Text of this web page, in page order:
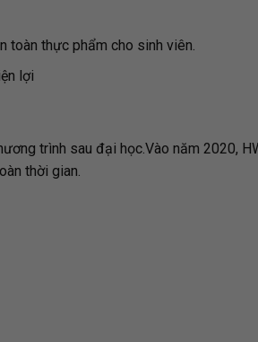
toàn thực phẩm cho sinh viên.
lợi
trình sau đại học.Vào năm 2020,
thời gian.